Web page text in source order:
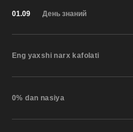
01.09 День знаний
Eng yaxshi narx kafolati
0% dan nasiya